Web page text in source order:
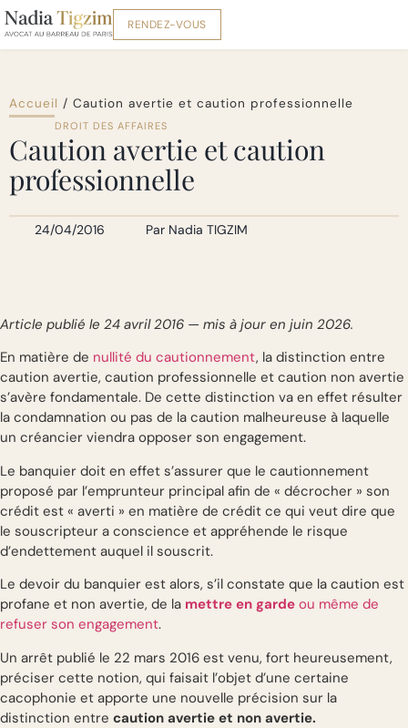
RENDEZ-VOUS
Accueil / Caution avertie et caution professionnelle
DROIT DES AFFAIRES
Caution avertie et caution
professionnelle
24/04/2016 Par Nadia TIGZIM
Article publié le 24 avril 2016 — mis à jour en juin 2026.
En matière de nullité du cautionnement, la distinction entre
caution avertie, caution professionnelle et caution non avertie
s’avère fondamentale. De cette distinction va en effet résulter
la condamnation ou pas de la caution malheureuse à laquelle
un créancier viendra opposer son engagement.
Le banquier doit en effet s’assurer que le cautionnement
proposé par l’emprunteur principal afin de « décrocher » son
crédit est « averti » en matière de crédit ce qui veut dire que
le souscripteur a conscience et appréhende le risque
d’endettement auquel il souscrit.
Le devoir du banquier est alors, s’il constate que la caution est
profane et non avertie, de la mettre en garde ou même de
refuser son engagement.
Un arrêt publié le 22 mars 2016 est venu, fort heureusement,
préciser cette notion, qui faisait l’objet d’une certaine
cacophonie et apporte une nouvelle précision sur la
distinction entre caution avertie et non avertie.